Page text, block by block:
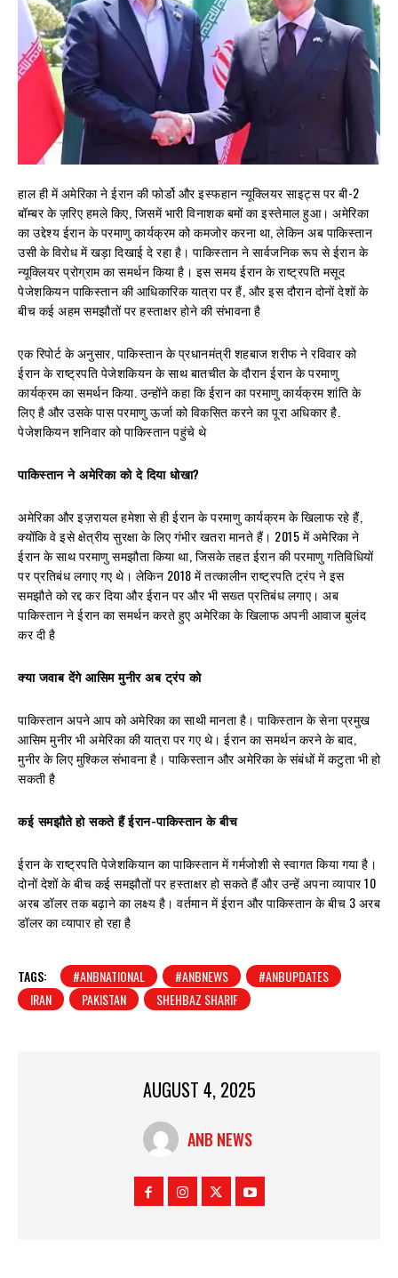
हाल ही में अमेरिका ने ईरान की फोर्डो और इस्फहान न्यूक्लियर साइट्स पर बी-2
बॉम्बर के ज़रिए हमले किए, जिसमें भारी विनाशक बमों का इस्तेमाल हुआ। अमेरिका
का उद्देश्य ईरान के परमाणु कार्यक्रम को कमजोर करना था, लेकिन अब पाकिस्तान
उसी के विरोध में खड़ा दिखाई दे रहा है। पाकिस्तान ने सार्वजनिक रूप से ईरान के
न्यूक्लियर प्रोग्राम का समर्थन किया है। इस समय ईरान के राष्ट्रपति मसूद
पेजेशकियन पाकिस्तान की आधिकारिक यात्रा पर हैं, और इस दौरान दोनों देशों के
बीच कई अहम समझौतों पर हस्ताक्षर होने की संभावना है
एक रिपोर्ट के अनुसार, पाकिस्तान के प्रधानमंत्री शहबाज शरीफ ने रविवार को
ईरान के राष्ट्रपति पेजेशकियन के साथ बातचीत के दौरान ईरान के परमाणु
कार्यक्रम का समर्थन किया. उन्होंने कहा कि ईरान का परमाणु कार्यक्रम शांति के
लिए है और उसके पास परमाणु ऊर्जा को विकसित करने का पूरा अधिकार है.
पेजेशकियन शनिवार को पाकिस्तान पहुंचे थे
पाकिस्तान ने अमेरिका को दे दिया धोखा?
अमेरिका और इज़रायल हमेशा से ही ईरान के परमाणु कार्यक्रम के खिलाफ रहे हैं,
क्योंकि वे इसे क्षेत्रीय सुरक्षा के लिए गंभीर खतरा मानते हैं। 2015 में अमेरिका ने
ईरान के साथ परमाणु समझौता किया था, जिसके तहत ईरान की परमाणु गतिविधियों
पर प्रतिबंध लगाए गए थे। लेकिन 2018 में तत्कालीन राष्ट्रपति ट्रंप ने इस
समझौते को रद्द कर दिया और ईरान पर और भी सख्त प्रतिबंध लगाए। अब
पाकिस्तान ने ईरान का समर्थन करते हुए अमेरिका के खिलाफ अपनी आवाज बुलंद
कर दी है
क्या जवाब देंगे आसिम मुनीर अब ट्रंप को
पाकिस्तान अपने आप को अमेरिका का साथी मानता है। पाकिस्तान के सेना प्रमुख
आसिम मुनीर भी अमेरिका की यात्रा पर गए थे। ईरान का समर्थन करने के बाद,
मुनीर के लिए मुश्किल संभावना है। पाकिस्तान और अमेरिका के संबंधों में कटुता भी हो
सकती है
कई समझौतेहो सकते हैंईरान-पाकिस्तान के बीच
ईरान के राष्ट्रपति पेजेशकियान का पाकिस्तान में गर्मजोशी से स्वागत किया गया है।
दोनों देशों के बीच कई समझौतों पर हस्ताक्षर हो सकते हैं और उन्हें अपना व्यापार 10
अरब डॉलर तक बढ़ाने का लक्ष्य है। वर्तमान में ईरान और पाकिस्तान के बीच 3 अरब
डॉलर का व्यापार हो रहा है
TAGS: #ANBNATIONAL #ANBNEWS
#ANBUPDATES
IRAN
PAKISTAN SHEHBAZ SHARIF
AUGUST 4, 2025
ANB NEWS